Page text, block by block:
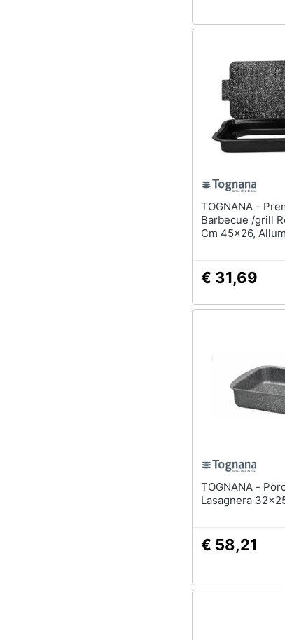
TOGNANA - Premium Black
Barbecue /grill
Cm 45x26,
€ 31,69
TOGNANA - Porcellane
Lasagnera
€ 58,21